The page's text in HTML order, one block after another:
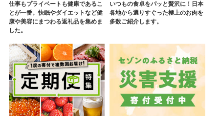
仕事もプライベートも健康であるこ
とが一番。快眠やダイエットなど健
康や美容にまつわる返礼品を集めま
した。
いつもの食卓をパッと贅沢に！日本
各地から選りすぐった極上のお肉を
多数ご紹介します。